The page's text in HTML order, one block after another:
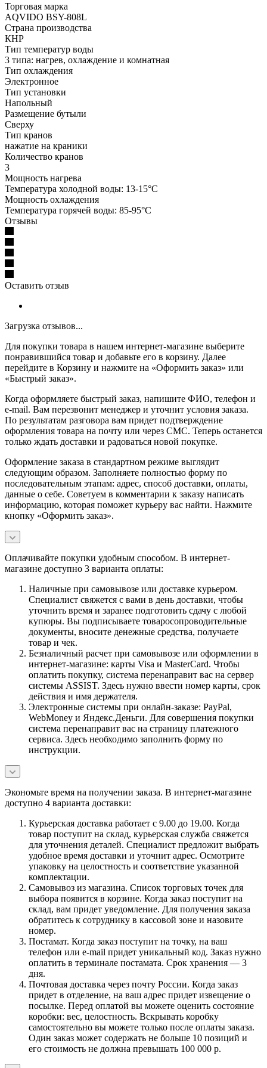
Торговая марка
AQVIDO BSY-808L
Страна производства
КНР
Тип температур воды
3 типа: нагрев, охлаждение и комнатная
Тип охлаждения
Электронное
Тип установки
Напольный
Размещение бутыли
Сверху
Тип кранов
нажатие на краники
Количество кранов
3
Мощность нагрева
Температура холодной воды: 13-15°C
Мощность охлаждения
Температура горячей воды: 85-95°C
Отзывы
Оставить отзыв
Загрузка отзывов...
Для покупки товара в нашем интернет-магазине выберите
понравившийся товар и добавьте его в корзину. Далее
перейдите в Корзину и нажмите на «Оформить заказ» или
«Быстрый заказ».
Когда оформляете быстрый заказ, напишите ФИО, телефон и
e-mail. Вам перезвонит менеджер и уточнит условия заказа.
По результатам разговора вам придет подтверждение
оформления товара на почту или через СМС. Теперь останется
только ждать доставки и радоваться новой покупке.
Оформление заказа в стандартном режиме выглядит
следующим образом. Заполняете полностью форму по
последовательным этапам: адрес, способ доставки, оплаты,
данные о себе. Советуем в комментарии к заказу написать
информацию, которая поможет курьеру вас найти. Нажмите
кнопку «Оформить заказ».
Оплачивайте покупки удобным способом. В интернет-
магазине доступно 3 варианта оплаты:
Наличные при самовывозе или доставке курьером.
Специалист свяжется с вами в день доставки, чтобы
уточнить время и заранее подготовить сдачу с любой
купюры. Вы подписываете товаросопроводительные
документы, вносите денежные средства, получаете
товар и чек.
Безналичный расчет при самовывозе или оформлении в
интернет-магазине: карты Visa и MasterCard. Чтобы
оплатить покупку, система перенаправит вас на сервер
системы ASSIST. Здесь нужно ввести номер карты, срок
действия и имя держателя.
Электронные системы при онлайн-заказе: PayPal,
WebMoney и Яндекс.Деньги. Для совершения покупки
система перенаправит вас на страницу платежного
сервиса. Здесь необходимо заполнить форму по
инструкции.
Экономьте время на получении заказа. В интернет-магазине
доступно 4 варианта доставки:
Курьерская доставка работает с 9.00 до 19.00. Когда
товар поступит на склад, курьерская служба свяжется
для уточнения деталей. Специалист предложит выбрать
удобное время доставки и уточнит адрес. Осмотрите
упаковку на целостность и соответствие указанной
комплектации.
Самовывоз из магазина. Список торговых точек для
выбора появится в корзине. Когда заказ поступит на
склад, вам придет уведомление. Для получения заказа
обратитесь к сотруднику в кассовой зоне и назовите
номер.
Постамат. Когда заказ поступит на точку, на ваш
телефон или e-mail придет уникальный код. Заказ нужно
оплатить в терминале постамата. Срок хранения — 3
дня.
Почтовая доставка через почту России. Когда заказ
придет в отделение, на ваш адрес придет извещение о
посылке. Перед оплатой вы можете оценить состояние
коробки: вес, целостность. Вскрывать коробку
самостоятельно вы можете только после оплаты заказа.
Один заказ может содержать не больше 10 позиций и
его стоимость не должна превышать 100 000 р.